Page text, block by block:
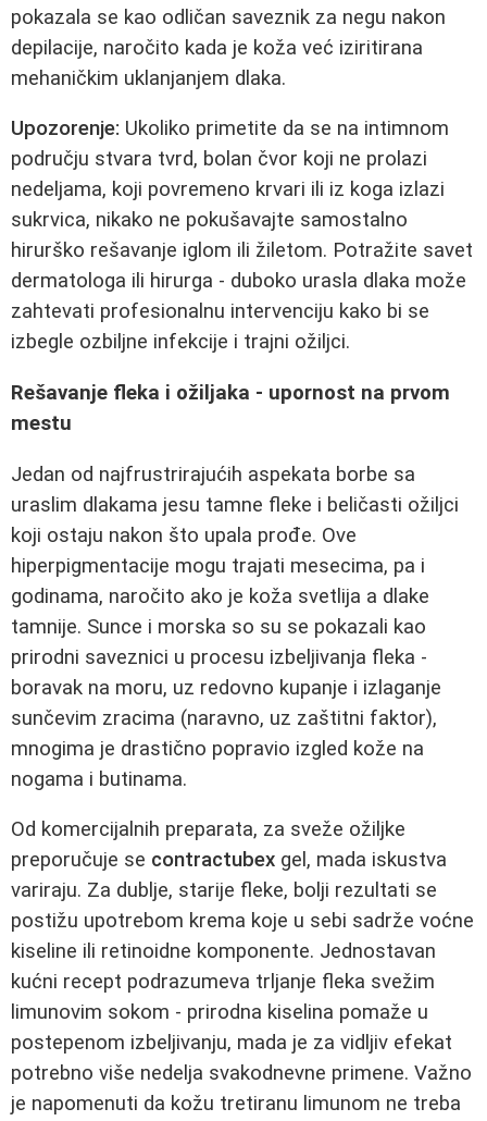
pokazala se kao odličan saveznik za negu nakon
depilacije, naročito kada je koža već iziritirana
mehaničkim uklanjanjem dlaka.
Upozorenje: Ukoliko primetite da se na intimnom
području stvara tvrd, bolan čvor koji ne prolazi
nedeljama, koji povremeno krvari ili iz koga izlazi
sukrvica, nikako ne pokušavajte samostalno
hirurško rešavanje iglom ili žiletom. Potražite savet
dermatologa ili hirurga - duboko urasla dlaka može
zahtevati profesionalnu intervenciju kako bi se
izbegle ozbiljne infekcije i trajni ožiljci.
Rešavanje fleka i ožiljaka - upornost na prvom
mestu
Jedan od najfrustrirajućih aspekata borbe sa
uraslim dlakama jesu tamne fleke i beličasti ožiljci
koji ostaju nakon što upala prođe. Ove
hiperpigmentacije mogu trajati mesecima, pa i
godinama, naročito ako je koža svetlija a dlake
tamnije. Sunce i morska so su se pokazali kao
prirodni saveznici u procesu izbeljivanja fleka -
boravak na moru, uz redovno kupanje i izlaganje
sunčevim zracima (naravno, uz zaštitni faktor),
mnogima je drastično popravio izgled kože na
nogama i butinama.
Od komercijalnih preparata, za sveže ožiljke
preporučuje se contractubex gel, mada iskustva
variraju. Za dublje, starije fleke, bolji rezultati se
postižu upotrebom krema koje u sebi sadrže voćne
kiseline ili retinoidne komponente. Jednostavan
kućni recept podrazumeva trljanje fleka svežim
limunovim sokom - prirodna kiselina pomaže u
postepenom izbeljivanju, mada je za vidljiv efekat
potrebno više nedelja svakodnevne primene. Važno
je napomenuti da kožu tretiranu limunom ne treba